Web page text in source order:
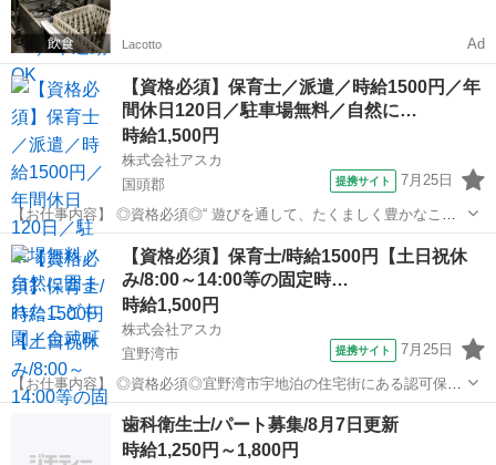
Lacotto Ad
【資格必須】保育士／派遣／時給1500円／年
間休日120日／駐車場無料／自然に…
時給1,500円
株式会社アスカ
国頭郡
提携サイト 7月25日
【お仕事内容】 ◎資格必須◎“ 遊びを通して、たくましく豊かなここ
ろを育てます ” 金武町にある並里こども園の保育士さん募集です◎ 園
の周りは自然豊かでお散歩、近隣の公園で過ごしたりと、 のびのびと
した環境にあります！ ...
沖縄 国頭郡 保育士
【資格必須】保育士/時給1500円【土日祝休
み/8:00～14:00等の固定時…
時給1,500円
株式会社アスカ
宜野湾市
提携サイト 7月25日
【お仕事内容】 ◎資格必須◎宜野湾市宇地泊の住宅街にある認可保育
園です♪ 定員80名、多すぎず少なすぎず中規模の保育園！ *…*…*…
*…*…*…*…*…*…*…*…*…*…*…* 派遣保育士さんを募集していま
す！ ...
宜野湾市 保育士
歯科衛生士/パート募集/8月7日更新
時給1,250円～1,800円